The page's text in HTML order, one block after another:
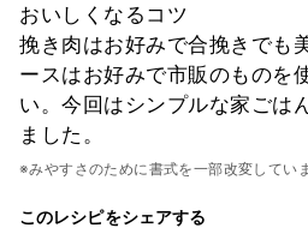
おいしくなるコツ
挽き肉はお好みで合挽きでも
ースはお好みで市販のものを
い。今回はシンプルな家ごは
ました。
※みやすさのために書式を一部改変していま
このレシピをシェアする